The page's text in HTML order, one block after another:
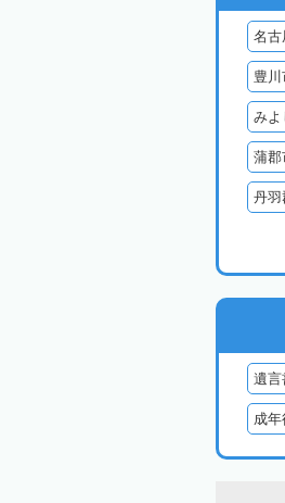
名古
豊川
みよ
蒲郡
丹羽
遺言
成